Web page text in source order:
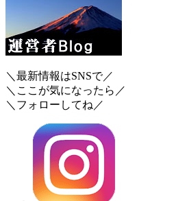
＼最新情報はSNSで／
＼ここが気になったら／
＼フォローしてね／